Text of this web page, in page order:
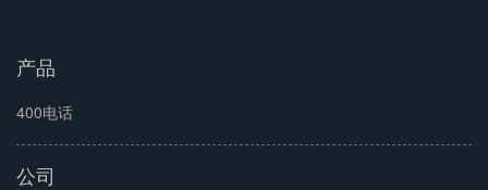
产品
400电话
公司